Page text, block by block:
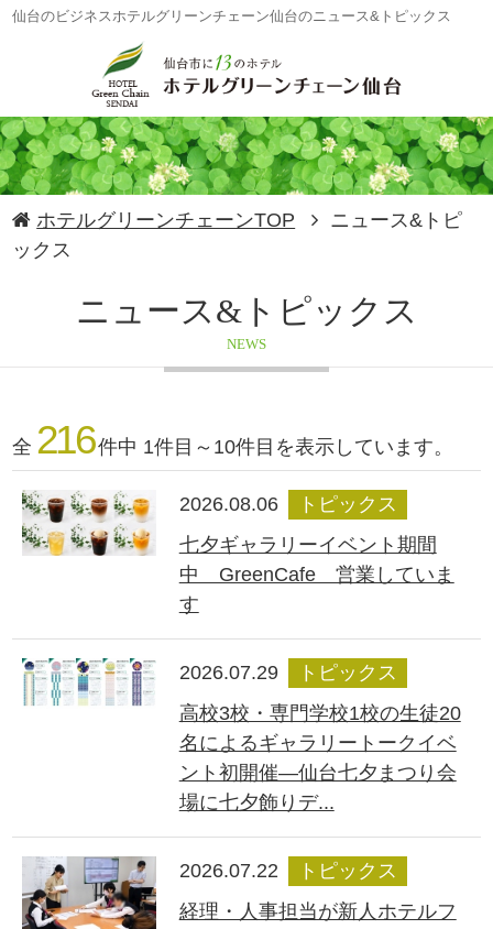
仙台のビジネスホテルグリーンチェーン仙台のニュース&トピックス
ホテルグリーンチェーンTOP
ニュース&トピ
ックス
ニュース&トピックス
NEWS
全 216 件中 1件目～10件目を表示しています。
2026.08.06
トピックス
七夕ギャラリーイベント期間
中 GreenCafe 営業していま
す
2026.07.29
トピックス
高校3校・専門学校1校の生徒20
名によるギャラリートークイベ
ント初開催―仙台七夕まつり会
場に七夕飾りデ...
2026.07.22
トピックス
経理・人事担当が新人ホテルフ